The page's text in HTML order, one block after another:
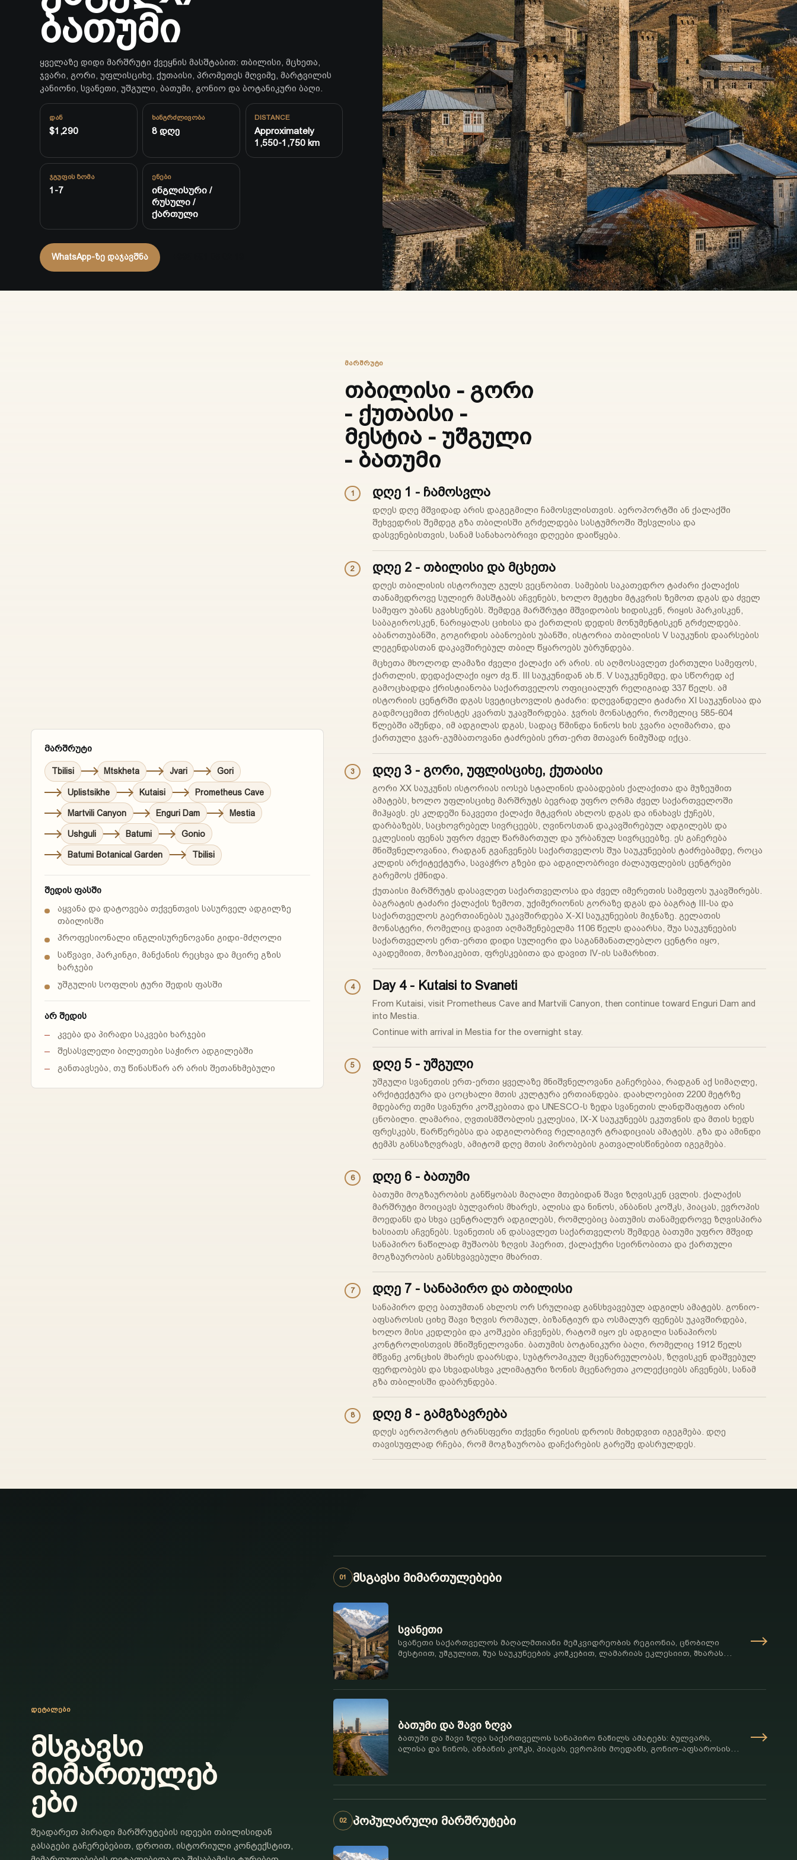
ბათუმი
ყველაზე დიდი მარშრუტი ქვეყნის მასშტაბით: თბილისი, მცხეთა,
ჯვარი, გორი, უფლისციხე, ქუთაისი, პრომეთეს მღვიმე, მარტვილის
კანიონი, სვანეთი, უშგული, ბათუმი, გონიო და ბოტანიკური ბაღი.
ᲓᲐᲜ
$1,290
ᲮᲐᲜᲒᲠᲫᲚᲘᲕᲝᲑᲐ
8 დღე
DISTANCE
Approximately
1,550-1,750 km
ᲯᲒᲣᲤᲘᲡ ᲖᲝᲛᲐ
1-7
ᲔᲜᲔᲑᲘ
ინგლისური /
რუსული /
ქართული
WhatsApp-ზე დაჯავშნა
მარშრუტი
Tbilisi Mtskheta Jvari Gori
Uplistsikhe Kutaisi Prometheus Cave
Martvili Canyon Enguri Dam Mestia
Ushguli Batumi Gonio
Batumi Botanical Garden Tbilisi
შედის ფასში
აყვანა და დატოვება თქვენთვის სასურველ ადგილზე
თბილისში
პროფესიონალი ინგლისურენოვანი გიდი-მძღოლი
საწვავი, პარკინგი, მანქანის რეცხვა და მცირე გზის
ხარჯები
უშგულის სოფლის ტური შედის ფასში
არ შედის
კვება და პირადი საკვები ხარჯები
შესასვლელი ბილეთები საჭირო ადგილებში
განთავსება, თუ წინასწარ არ არის შეთანხმებული
ᲛᲐᲠᲨᲠᲣᲢᲘ
თბილისი - გორი
- ქუთაისი -
მესტია - უშგული
- ბათუმი
1 დღე 1 - ჩამოსვლა
დღეს დღე მშვიდად არის დაგეგმილი ჩამოსვლისთვის. აეროპორტში ან ქალაქში
შეხვედრის შემდეგ გზა თბილისში გრძელდება სასტუმროში შესვლისა და
დასვენებისთვის, სანამ სანახაობრივი დღეები დაიწყება.
2 დღე 2 - თბილისი და მცხეთა
დღეს თბილისის ისტორიულ გულს ვეცნობით. სამების საკათედრო ტაძარი ქალაქის
თანამედროვე სულიერ მასშტაბს აჩვენებს, ხოლო მეტეხი მტკვრის ზემოთ დგას და ძველ
სამეფო უბანს გვახსენებს. შემდეგ მარშრუტი მშვიდობის ხიდისკენ, რიყის პარკისკენ,
საბაგიროსკენ, ნარიყალას ციხისა და ქართლის დედის მონუმენტისკენ გრძელდება.
აბანოთუბანში, გოგირდის აბანოების უბანში, ისტორია თბილისის V საუკუნის დაარსების
ლეგენდასთან დაკავშირებულ თბილ წყაროებს უბრუნდება.
მცხეთა მხოლოდ ლამაზი ძველი ქალაქი არ არის. ის აღმოსავლეთ ქართული სამეფოს,
ქართლის, დედაქალაქი იყო ძვ.წ. III საუკუნიდან ახ.წ. V საუკუნემდე, და სწორედ აქ
გამოცხადდა ქრისტიანობა საქართველოს ოფიციალურ რელიგიად 337 წელს. ამ
ისტორიის ცენტრში დგას სვეტიცხოვლის ტაძარი: დღევანდელი ტაძარი XI საუკუნისაა და
გადმოცემით ქრისტეს კვართს უკავშირდება. ჯვრის მონასტერი, რომელიც 585-604
წლებში აშენდა, იმ ადგილას დგას, სადაც წმინდა ნინოს ხის ჯვარი აღიმართა, და
ქართული ჯვარ-გუმბათოვანი ტაძრების ერთ-ერთ მთავარ ნიმუშად იქცა.
3 დღე 3 - გორი, უფლისციხე, ქუთაისი
გორი XX საუკუნის ისტორიას იოსებ სტალინის დაბადების ქალაქითა და მუზეუმით
ამატებს, ხოლო უფლისციხე მარშრუტს ბევრად უფრო ღრმა ძველ საქართველოში
მიჰყავს. ეს კლდეში ნაკვეთი ქალაქი მტკვრის ახლოს დგას და ინახავს ქუჩებს,
დარბაზებს, საცხოვრებელ სივრცეებს, ღვინოსთან დაკავშირებულ ადგილებს და
ეკლესიის ფენას უფრო ძველ წარმართულ და ურბანულ სივრცეებზე. ეს გაჩერება
მნიშვნელოვანია, რადგან გვაჩვენებს საქართველოს შუა საუკუნეების ტაძრებამდე, როცა
კლდის არქიტექტურა, სავაჭრო გზები და ადგილობრივი ძალაუფლების ცენტრები
გარემოს ქმნიდა.
ქუთაისი მარშრუტს დასავლეთ საქართველოსა და ძველ იმერეთის სამეფოს უკავშირებს.
ბაგრატის ტაძარი ქალაქის ზემოთ, უქიმერიონის გორაზე დგას და ბაგრატ III-სა და
საქართველოს გაერთიანებას უკავშირდება X-XI საუკუნეების მიჯნაზე. გელათის
მონასტერი, რომელიც დავით აღმაშენებელმა 1106 წელს დააარსა, შუა საუკუნეების
საქართველოს ერთ-ერთი დიდი სულიერი და საგანმანათლებლო ცენტრი იყო,
აკადემიით, მოზაიკებით, ფრესკებითა და დავით IV-ის სამარხით.
4 Day 4 - Kutaisi to Svaneti
From Kutaisi, visit Prometheus Cave and Martvili Canyon, then continue toward Enguri Dam and
into Mestia.
Continue with arrival in Mestia for the overnight stay.
5 დღე 5 - უშგული
უშგული სვანეთის ერთ-ერთი ყველაზე მნიშვნელოვანი გაჩერებაა, რადგან აქ სიმაღლე,
არქიტექტურა და ცოცხალი მთის კულტურა ერთიანდება. დაახლოებით 2200 მეტრზე
მდებარე თემი სვანური კოშკებითა და UNESCO-ს ზედა სვანეთის ლანდშაფტით არის
ცნობილი. ლამარია, ღვთისმშობლის ეკლესია, IX-X საუკუნეებს ეკუთვნის და მთის ხედს
ფრესკებს, წარწერებსა და ადგილობრივ რელიგიურ ტრადიციას ამატებს. გზა და ამინდი
ტემპს განსაზღვრავს, ამიტომ დღე მთის პირობების გათვალისწინებით იგეგმება.
6 დღე 6 - ბათუმი
ბათუმი მოგზაურობის განწყობას მაღალი მთებიდან შავი ზღვისკენ ცვლის. ქალაქის
მარშრუტი მოიცავს ბულვარის მხარეს, ალისა და ნინოს, ანბანის კოშკს, პიაცას, ევროპის
მოედანს და სხვა ცენტრალურ ადგილებს, რომლებიც ბათუმის თანამედროვე ზღვისპირა
ხასიათს აჩვენებს. სვანეთის ან დასავლეთ საქართველოს შემდეგ ბათუმი უფრო მშვიდ
სანაპირო ნაწილად მუშაობს ზღვის ჰაერით, ქალაქური სეირნობითა და ქართული
მოგზაურობის განსხვავებული მხარით.
7 დღე 7 - სანაპირო და თბილისი
სანაპირო დღე ბათუმთან ახლოს ორ სრულიად განსხვავებულ ადგილს ამატებს. გონიო-
აფსაროსის ციხე შავი ზღვის რომაულ, ბიზანტიურ და ოსმალურ ფენებს უკავშირდება,
ხოლო მისი კედლები და კოშკები აჩვენებს, რატომ იყო ეს ადგილი სანაპიროს
კონტროლისთვის მნიშვნელოვანი. ბათუმის ბოტანიკური ბაღი, რომელიც 1912 წელს
მწვანე კონცხის მხარეს დაარსდა, სუბტროპიკულ მცენარეულობას, ზღვისკენ დაშვებულ
ფერდობებს და სხვადასხვა კლიმატური ზონის მცენარეთა კოლექციებს აჩვენებს, სანამ
გზა თბილისში დაბრუნდება.
8 დღე 8 - გამგზავრება
დღეს აეროპორტის ტრანსფერი თქვენი რეისის დროის მიხედვით იგეგმება. დღე
თავისუფლად რჩება, რომ მოგზაურობა დაჩქარების გარეშე დასრულდეს.
ᲓᲔᲢᲐᲚᲔᲑᲘ
მსგავსი
მიმართულებ
ები
შეადარეთ პირადი მარშრუტების იდეები თბილისიდან
გასაგები გაჩერებებით, დროით, ისტორიული კონტექსტით,
01 მსგავსი მიმართულებები
სვანეთი
სვანეთი საქართველოს მაღალმთიანი მემკვიდრეობის რეგიონია, ცნობილი
მესტიით, უშგულით, შუა საუკუნეების კოშკებით, ლამარიას ეკლესიით, შხარას
ბათუმი და შავი ზღვა
ბათუმი და შავი ზღვა საქართველოს სანაპირო ნაწილს ამატებს: ბულვარს,
ალისა და ნინოს, ანბანის კოშკს, პიაცას, ევროპის მოედანს, გონიო-აფსაროსის
02 პოპულარული მარშრუტები